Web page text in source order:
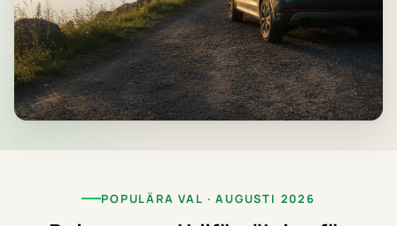
POPULÄRA VAL · AUGUSTI 2026